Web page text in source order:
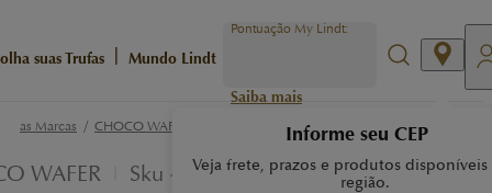
suas Trufas | Mundo Lindt
Pontuação My Lindt:
Saiba mais
Informe seu CEP
Veja frete, prazos e produtos disponíveis
região.
Nossas Marcas / CHOCO WAFER BAG CHOCO WAFER AVELÃ 135G
WAFER Sku 430390